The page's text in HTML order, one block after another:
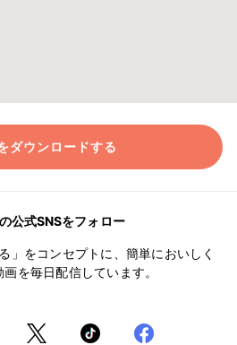
ダウンロードする
公式SNSをフォロー
」をコンセプトに、簡単においしく
を毎日配信しています。